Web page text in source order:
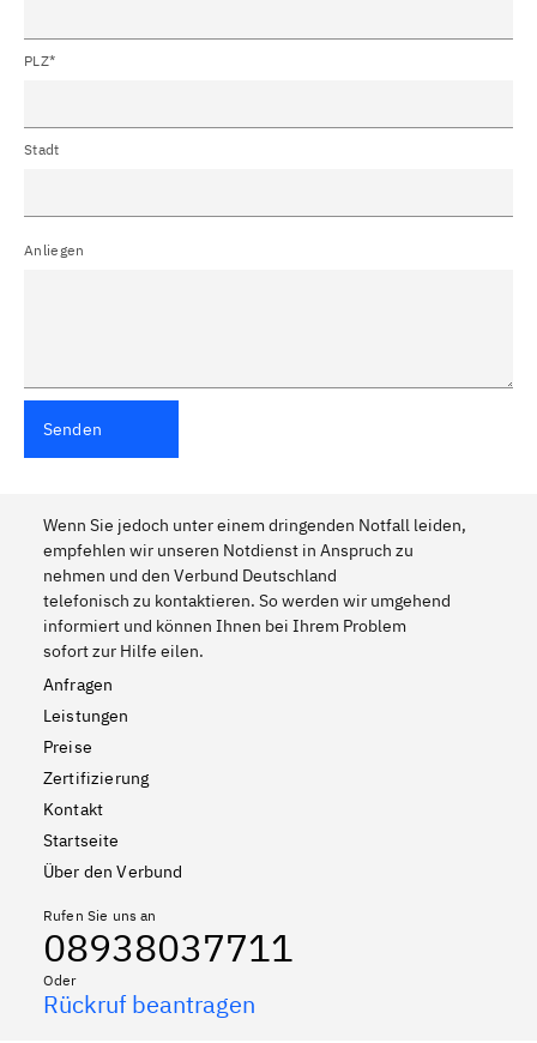
PLZ*
Stadt
Anliegen
Senden
Wenn Sie jedoch unter einem dringenden Notfall leiden,
empfehlen wir unseren Notdienst in Anspruch zu
nehmen und den Verbund Deutschland
telefonisch zu kontaktieren. So werden wir umgehend
informiert und können Ihnen bei Ihrem Problem
sofort zur Hilfe eilen.
Anfragen
Leistungen
Preise
Zertifizierung
Kontakt
Startseite
Über den Verbund
Rufen Sie uns an
08938037711
Oder
Rückruf beantragen